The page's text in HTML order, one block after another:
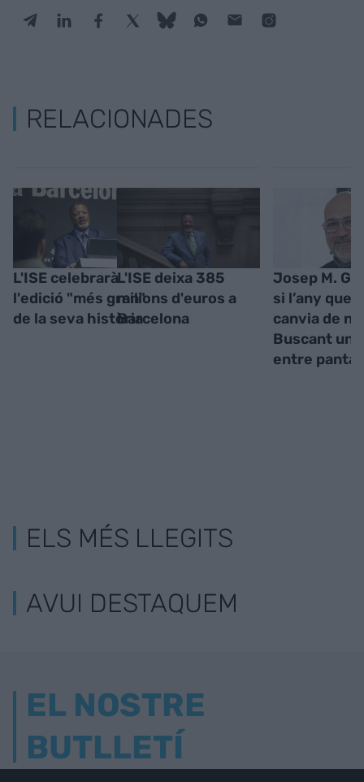
RELACIONADES
L'ISE celebrarà
l'edició "més gran"
de la seva història
L'ISE deixa 385
milions d'euros a
Barcelona
Josep M.
si l’any que
canvia de
Buscant un
entre
ELS MÉS LLEGITS
AVUI DESTAQUEM
EL NOSTRE
BUTLLETÍ